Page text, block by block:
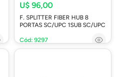
U$ 96,00
F. SPLITTER FIBER HUB 8
PORTAS SC/UPC 1SUB SC/UPC
Cód: 9297